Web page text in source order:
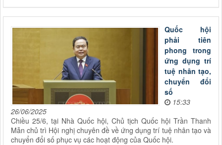
Quốc hội
phải tiên
phong trong
ứng dụng trí
tuệ nhân tạo,
chuyển đổi
số
15:33
26/06/2025
Chiều 25/6, tại Nhà Quốc hội, Chủ tịch Quốc hội Trần Thanh
Mẫn chủ trì Hội nghị chuyên đề về ứng dụng trí tuệ nhân tạo và
chuyển đổi số phục vụ các hoạt động của Quốc hội.